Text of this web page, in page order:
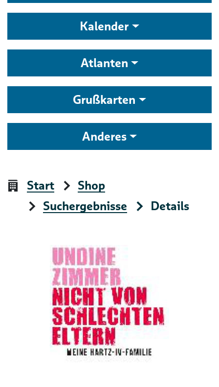
Kalender
Atlanten
Grußkarten
Anderes
Start
Shop
Suchergebnisse
Details